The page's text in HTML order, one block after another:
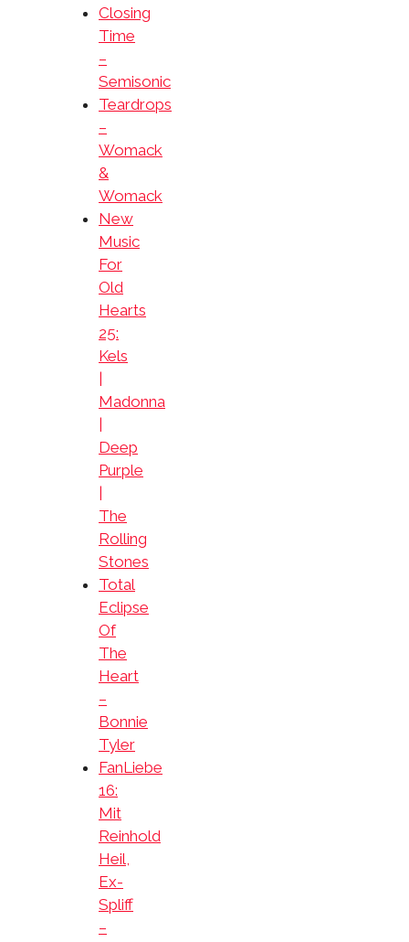
Closing
Time
–
Semisonic
Teardrops
–
Womack
&
Womack
New
Music
For
Old
Hearts
25:
Kels
|
Madonna
|
Deep
Purple
|
The
Rolling
Stones
Total
Eclipse
Of
The
Heart
–
Bonnie
Tyler
FanLiebe
16:
Mit
Reinhold
Heil,
Ex-
Spliff
–